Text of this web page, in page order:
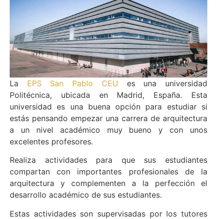
La EPS San Pablo CEU es una universidad
Politécnica, ubicada en Madrid, España. Esta
universidad es una buena opción para estudiar si
estás pensando empezar una carrera de arquitectura
a un nivel académico muy bueno y con unos
excelentes profesores.
Realiza actividades para que sus estudiantes
compartan con importantes profesionales de la
arquitectura y complementen a la perfección el
desarrollo académico de sus estudiantes.
Estas actividades son supervisadas por los tutores